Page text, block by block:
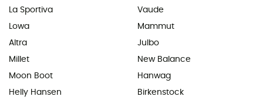
La Sportiva
Lowa
Altra
Millet
Moon Boot
Helly Hansen
Vaude
Mammut
Julbo
New Balance
Hanwag
Birkenstock